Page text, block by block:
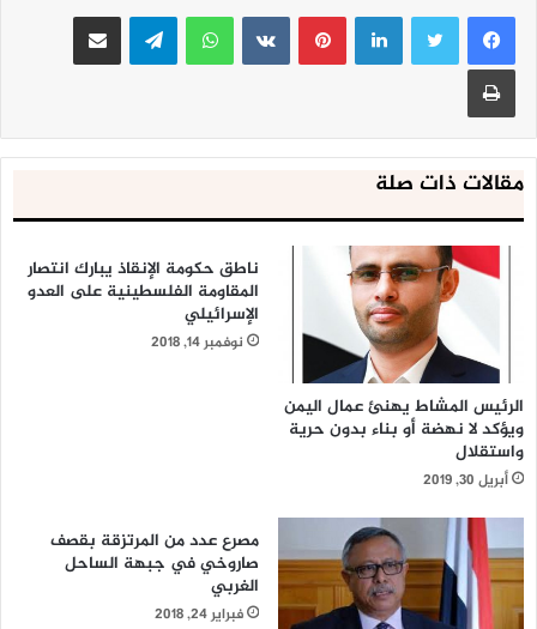
لينكدإنبينتيريست واتساب تيلقرام مشاركة عبر البريد
طباعة
مقالات ذات صلة
الرئيس المشاط يهنئ عمال اليمن
ويؤكد لا نهضة أو بناء بدون حرية
واستقلال
أبريل 30, 2019
ناطق حكومة الإنقاذ يبارك انتصار
المقاومة الفلسطينية على العدو
الإسرائيلي
نوفمبر 14, 2018
مصرع عدد من المرتزقة بقصف
صاروخي في جبهة الساحل
الغربي
فبراير 24, 2018